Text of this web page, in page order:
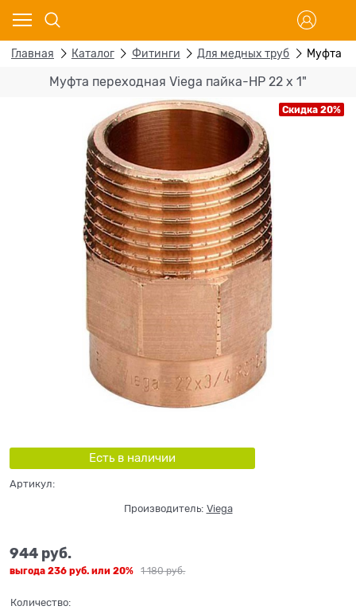
Главная Каталог Фитинги Для медных труб Муфта
Муфта переходная Viega пайка-НР 22 х 1"
Скидка 20%
Есть в наличии
Артикул:
Производитель: Viega
1 180 руб.
944 руб.
выгода 236 руб. или 20%
Количество: